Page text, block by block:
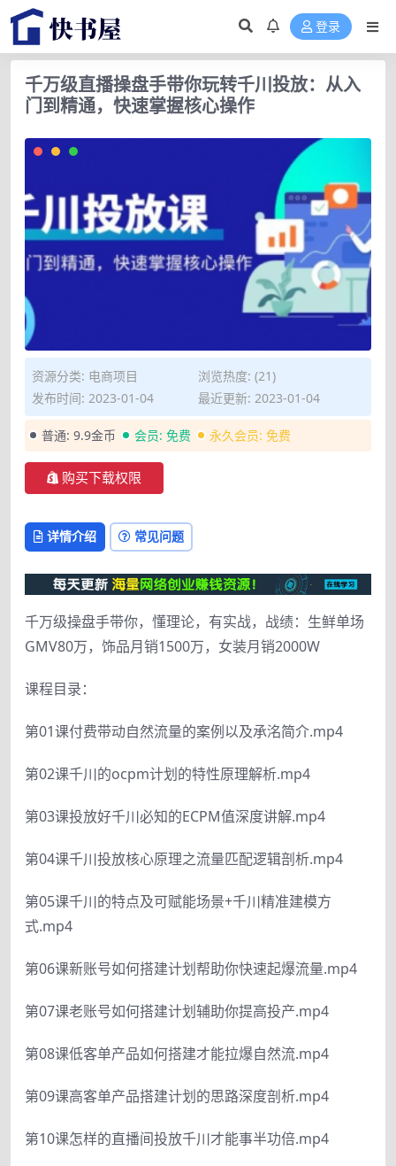
登录
千万级直播操盘手带你玩转千川投放：从入
门到精通，快速掌握核心操作
资源分类: 电商项目
浏览热度: (21)
发布时间: 2023-01-04
最近更新: 2023-01-04
普通: 9.9金币 会员: 免费 永久会员: 免费
购买下载权限
详情介绍 常见问题
千万级操盘手带你，懂理论，有实战，战绩：生鲜单场
GMV80万，饰品月销1500万，女装月销2000W
课程目录：
第01课付费带动自然流量的案例以及承洺简介.mp4
第02课千川的ocpm计划的特性原理解析.mp4
第03课投放好千川必知的ECPM值深度讲解.mp4
第04课千川投放核心原理之流量匹配逻辑剖析.mp4
第05课千川的特点及可赋能场景+千川精准建模方
式.mp4
第06课新账号如何搭建计划帮助你快速起爆流量.mp4
第07课老账号如何搭建计划辅助你提高投产.mp4
第08课低客单产品如何搭建才能拉爆自然流.mp4
第09课高客单产品搭建计划的思路深度剖析.mp4
第10课怎样的直播间投放千川才能事半功倍.mp4